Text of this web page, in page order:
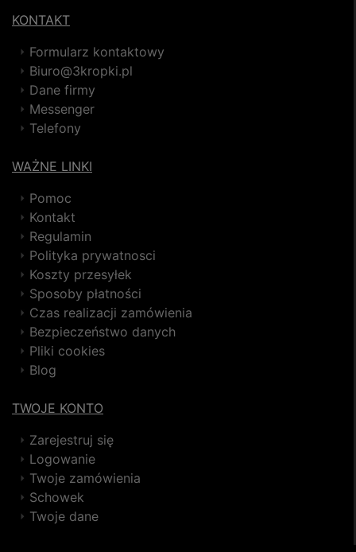
KONTAKT
Formularz kontaktowy
Biuro@3kropki.pl
Dane firmy
Messenger
Telefony
WAŻNE LINKI
Pomoc
Kontakt
Regulamin
Polityka prywatnosci
Koszty przesyłek
Sposoby płatności
Czas realizacji zamówienia
Bezpieczeństwo danych
Pliki cookies
Blog
TWOJE KONTO
Zarejestruj się
Logowanie
Twoje zamówienia
Schowek
Twoje dane